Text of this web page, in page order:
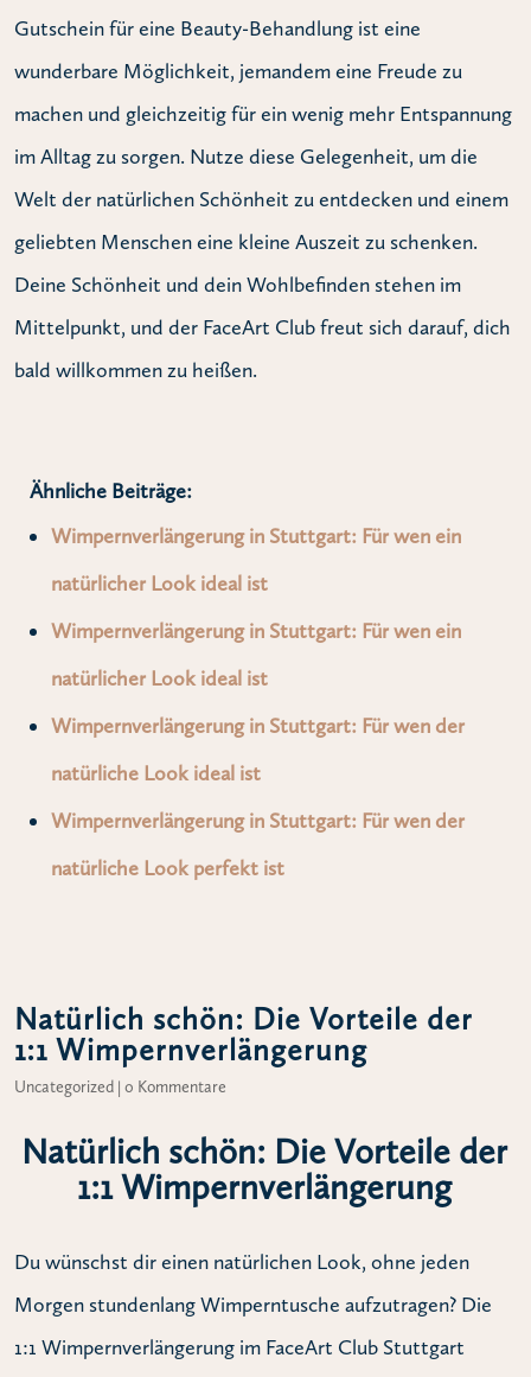
Gutschein für eine Beauty-Behandlung ist eine
wunderbare Möglichkeit, jemandem eine Freude zu
machen und gleichzeitig für ein wenig mehr Entspannung
im Alltag zu sorgen. Nutze diese Gelegenheit, um die
Welt der natürlichen Schönheit zu entdecken und einem
geliebten Menschen eine kleine Auszeit zu schenken.
Deine Schönheit und dein Wohlbefinden stehen im
Mittelpunkt, und der FaceArt Club freut sich darauf, dich
bald willkommen zu heißen.
Ähnliche Beiträge:
Wimpernverlängerung in Stuttgart: Für wen ein
natürlicher Look ideal ist
Wimpernverlängerung in Stuttgart: Für wen ein
natürlicher Look ideal ist
Wimpernverlängerung in Stuttgart: Für wen der
natürliche Look ideal ist
Wimpernverlängerung in Stuttgart: Für wen der
natürliche Look perfekt ist
Natürlich schön: Die Vorteile der
1:1 Wimpernverlängerung
Uncategorized | 0 Kommentare
Natürlich schön: Die Vorteile der
1:1 Wimpernverlängerung
Du wünschst dir einen natürlichen Look, ohne jeden
Morgen stundenlang Wimperntusche aufzutragen? Die
1:1 Wimpernverlängerung im FaceArt Club Stuttgart